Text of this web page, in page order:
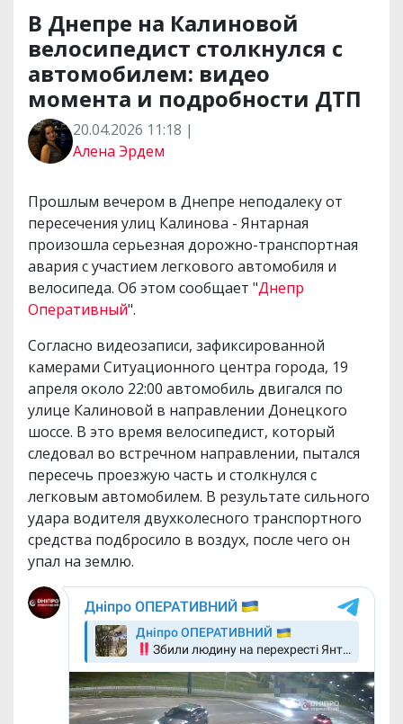
В Днепре на Калиновой
велосипедист столкнулся с
автомобилем: видео
момента и подробности ДТП
20.04.2026 11:18 |
Алена Эрдем
Прошлым вечером в Днепре неподалеку от
пересечения улиц Калинова - Янтарная
произошла серьезная дорожно-транспортная
авария с участием легкового автомобиля и
велосипеда. Об этом сообщает "Днепр
Оперативный".
Согласно видеозаписи, зафиксированной
камерами Ситуационного центра города, 19
апреля около 22:00 автомобиль двигался по
улице Калиновой в направлении Донецкого
шоссе. В это время велосипедист, который
следовал во встречном направлении, пытался
пересечь проезжую часть и столкнулся с
легковым автомобилем. В результате сильного
удара водителя двухколесного транспортного
средства подбросило в воздух, после чего он
упал на землю.